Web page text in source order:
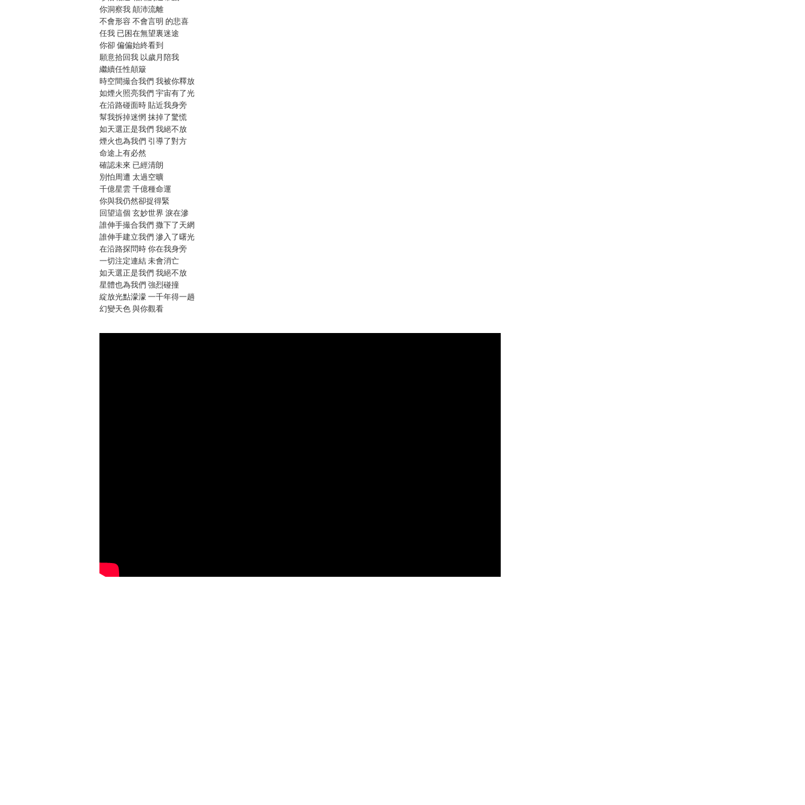
你洞察我 顛沛流離
不會形容 不會言明 的悲喜
任我 已困在無望裏迷途
你卻 偏偏始終看到
願意拾回我 以歲月陪我
繼續任性顛簸
時空間撮合我們 我被你釋放
如煙火照亮我們 宇宙有了光
在沿路碰面時 貼近我身旁
幫我拆掉迷惘 抹掉了驚慌
如天選正是我們 我絕不放
煙火也為我們 引導了對方
命途上有必然
確認未來 已經清朗
別怕周遭 太過空曠
千億星雲 千億種命運
你與我仍然卻捉得緊
回望這個 玄妙世界 淚在滲
誰伸手撮合我們 撒下了天網
誰伸手建立我們 滲入了曙光
在沿路探問時 你在我身旁
一切注定連結 未會消亡
如天選正是我們 我絕不放
星體也為我們 強烈碰撞
綻放光點濛濛 一千年得一趟
幻變天色 與你觀看